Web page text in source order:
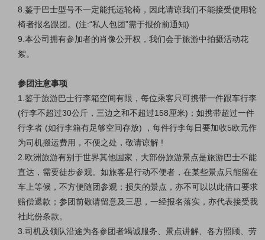
8.鉴于巴士型号不一定能托运轮椅，因此请谅我们不能接受使用轮
椅者报名跟团。(注:“私人包团”需于报价前通知)
9.本公司拥有参加者的肖像公开权，我们会于旅游中拍摄活动花
絮。
参团注意事项
1.鉴于旅游巴士行李箱空间有限，每位乘客只可携带一件跟车行李
(行李不超过30公斤，三边之和不超过158厘米)；如携带超过一件
行李者 (如行李箱有足够空间存放) ，每件行李每日要加收5欧元作
为司机搬运费用，不便之处，敬请谅解 !
2.欧洲旅游有别于世界其他国家，大部份旅游景点是旅游巴士不能
直达，需要徒步参观。如旅客是行动不便者，在某些景点只能留在
车上等候，不方便随团参观；损失的景点，亦不可以以此借口要求
赔偿退款；参团前敬请留意及三思，一经报名落实，亦代表接受我
社此份条款。
3.司机及领队沿途为各参团者竭诚服务、景点讲解、各方照顾、劳